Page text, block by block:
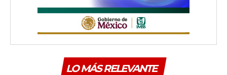
LO MÁS RELEVANTE